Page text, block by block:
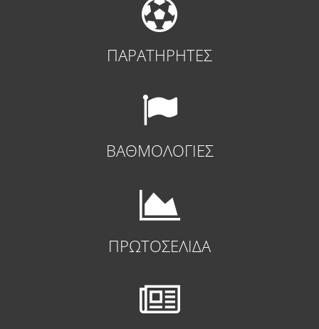
ΠΑΡΑΤΗΡΗΤΕΣ
ΒΑΘΜΟΛΟΓΙΕΣ
ΠΡΩΤΟΣΕΛΙΔΑ